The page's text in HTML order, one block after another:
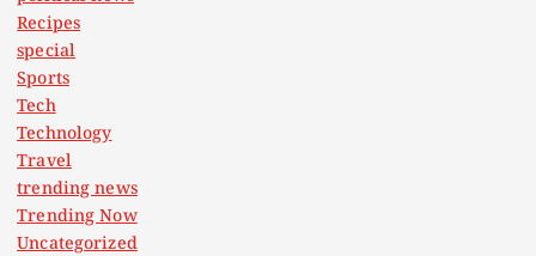
Recipes
special
Sports
Tech
Technology
Travel
trending news
Trending Now
Uncategorized